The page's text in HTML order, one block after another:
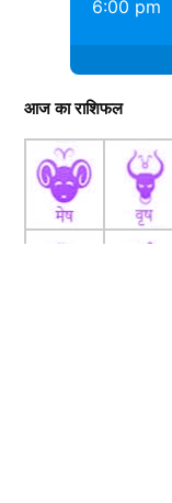
6:00 pm
आज का राशिफल